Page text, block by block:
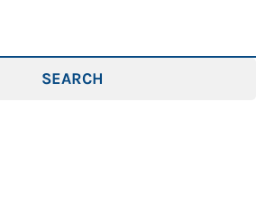
SEARCH